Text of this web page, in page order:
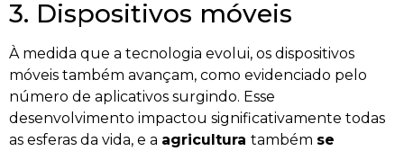
3. Dispositivos móveis
À medida que a tecnologia evolui, os dispositivos
móveis também avançam, como evidenciado pelo
número de aplicativos surgindo. Esse
desenvolvimento impactou significativamente todas
as esferas da vida, e a agricultura também se